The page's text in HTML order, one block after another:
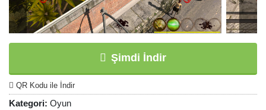
Şimdi İndir
QR Kodu ile İndir
Kategori: Oyun